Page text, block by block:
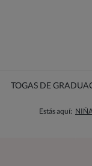
TOGAS DE
Estás aquí: